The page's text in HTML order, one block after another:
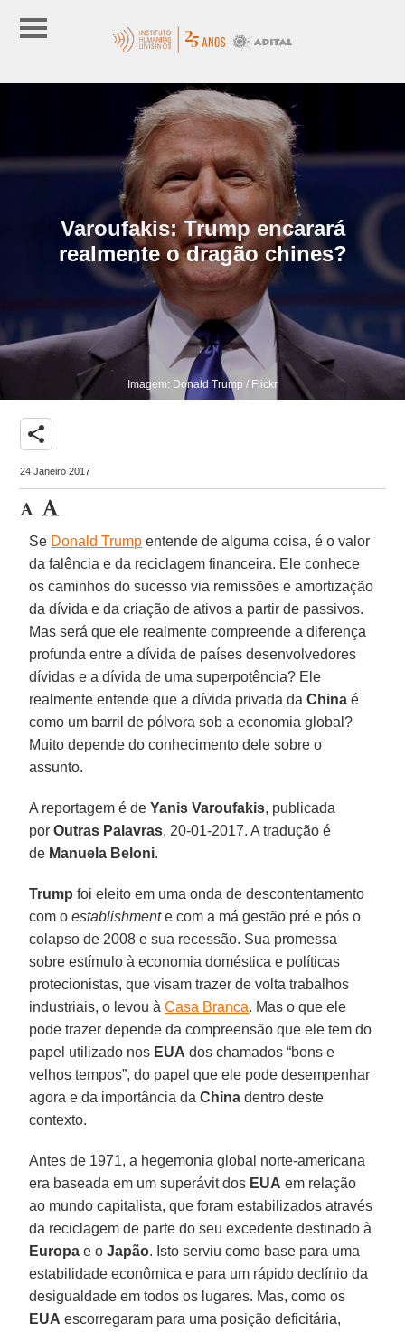
Varoufakis: Trump encarará
realmente o dragão chines?
Imagem: Donald Trump / Flickr
share
24 Janeiro 2017
Se Donald Trump entende de alguma coisa, é o valor
da falência e da reciclagem financeira. Ele conhece
os caminhos do sucesso via remissões e amortização
da dívida e da criação de ativos a partir de passivos.
Mas será que ele realmente compreende a diferença
profunda entre a dívida de países desenvolvedores
dívidas e a dívida de uma superpotência? Ele
realmente entende que a dívida privada daChina é
como um barril de pólvora sob a economia global?
Muito depende do conhecimento dele sobre o
assunto.
A reportagem é deYanis Varoufakis, publicada
porOutras Palavras, 20-01-2017. A tradução é
de Manuela Beloni.
Trump foi eleito em uma onda de descontentamento
com oestablishmente com a má gestão pré e pós o
colapso de 2008 e sua recessão. Sua promessa
sobre estímulo à economia doméstica e políticas
protecionistas, que visam trazer de volta trabalhos
industriais, o levou àCasa Branca. Mas o que ele
pode trazer depende da compreensão que ele tem do
papel utilizado nos EUA dos chamados “bons e
velhos tempos”, do papel que ele pode desempenhar
agora e da importância daChina dentro deste
contexto.
Antes de 1971, a hegemonia global norte-americana
era baseada em um superávit dos EUA em relação
ao mundo capitalista, que foram estabilizados através
da reciclagem de parte do seu excedente destinado à
Europa e oJapão. Isto serviu como base para uma
estabilidade econômica e para um rápido declínio da
desigualdade em todos os lugares. Mas, como os
EUA escorregaram para uma posição deficitária,